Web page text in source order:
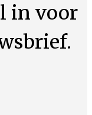
in voor